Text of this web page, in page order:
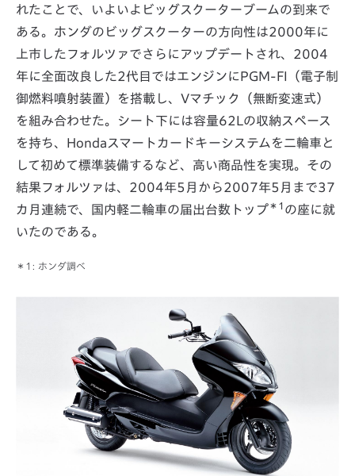
れたことで、いよいよビッグスクーターブームの到来で
ある。ホンダのビッグスクーターの方向性は2000年に
上市したフォルツァでさらにアップデートされ、2004
年に全面改良した2代目ではエンジンにPGM-FI（電子制
御燃料噴射装置）を搭載し、Vマチック（無断変速式）
を組み合わせた。シート下には容量62Lの収納スペース
を持ち、Hondaスマートカードキーシステムを二輪車と
して初めて標準装備するなど、高い商品性を実現。その
結果フォルツァは、2004年5月から2007年5月まで37
カ月連続で、国内軽二輪車の届出台数トップ＊1 の座に就
いたのである。
＊1: ホンダ調べ